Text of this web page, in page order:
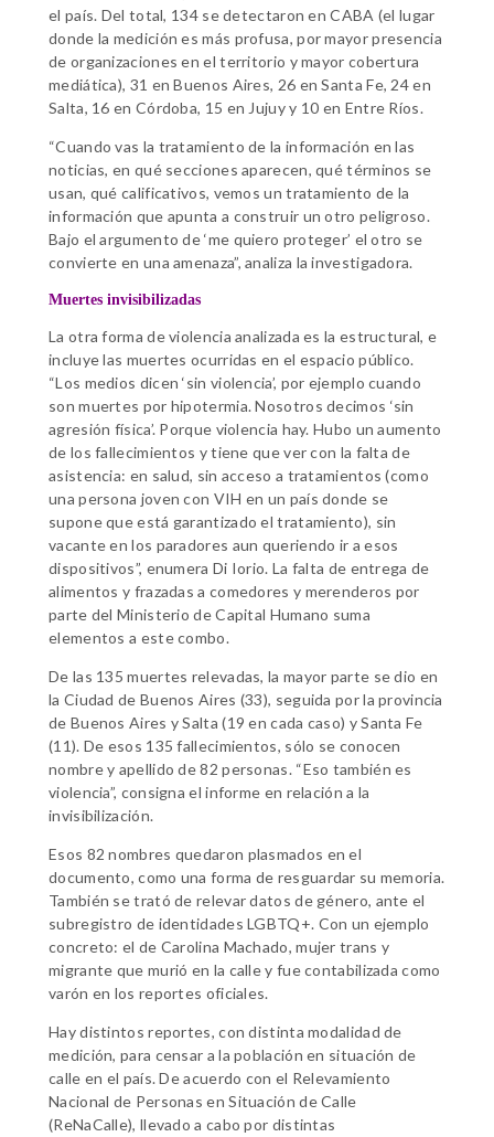
el país. Del total, 134 se detectaron en CABA (el lugar
donde la medición es más profusa, por mayor presencia
de organizaciones en el territorio y mayor cobertura
mediática), 31 en Buenos Aires, 26 en Santa Fe, 24 en
Salta, 16 en Córdoba, 15 en Jujuy y 10 en Entre Ríos.
“Cuando vas la tratamiento de la información en las
noticias, en qué secciones aparecen, qué términos se
usan, qué calificativos, vemos un tratamiento de la
información que apunta a construir un otro peligroso.
Bajo el argumento de ‘me quiero proteger’ el otro se
convierte en una amenaza”, analiza la investigadora.
Muertes invisibilizadas
La otra forma de violencia analizada es la estructural, e
incluye las muertes ocurridas en el espacio público.
“Los medios dicen ‘sin violencia’, por ejemplo cuando
son muertes por hipotermia. Nosotros decimos ‘sin
agresión física’. Porque violencia hay. Hubo un aumento
de los fallecimientos y tiene que ver con la falta de
asistencia: en salud, sin acceso a tratamientos (como
una persona joven con VIH en un país donde se
supone que está garantizado el tratamiento), sin
vacante en los paradores aun queriendo ir a esos
dispositivos”, enumera Di Iorio. La falta de entrega de
alimentos y frazadas a comedores y merenderos por
parte del Ministerio de Capital Humano suma
elementos a este combo.
De las 135 muertes relevadas, la mayor parte se dio en
la Ciudad de Buenos Aires (33), seguida por la provincia
de Buenos Aires y Salta (19 en cada caso) y Santa Fe
(11). De esos 135 fallecimientos, sólo se conocen
nombre y apellido de 82 personas. “Eso también es
violencia”, consigna el informe en relación a la
invisibilización.
Esos 82 nombres quedaron plasmados en el
documento, como una forma de resguardar su memoria.
También se trató de relevar datos de género, ante el
subregistro de identidades LGBTQ+. Con un ejemplo
concreto: el de Carolina Machado, mujer trans y
migrante que murió en la calle y fue contabilizada como
varón en los reportes oficiales.
Hay distintos reportes, con distinta modalidad de
medición, para censar a la población en situación de
calle en el país. De acuerdo con el Relevamiento
Nacional de Personas en Situación de Calle
(ReNaCalle), llevado a cabo por distintas